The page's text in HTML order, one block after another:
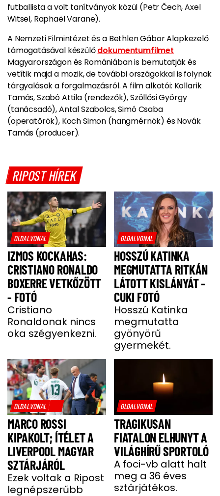
futballista a volt tanítványok közül (Petr Čech, Axel
Witsel, Raphaël Varane).
A Nemzeti Filmintézet és a Bethlen Gábor Alapkezelő
támogatásával készülődokumentumfilmet
Magyarországon és Romániában is bemutatják és
vetítik majd a mozik, de további országokkal is folynak
tárgyalások a forgalmazásról. A film alkotói: Kollarik
Tamás, Szabó Attila (rendezők), Szöllősi György
(tanácsadó), Antal Szabolcs, Simó Csaba
(operatőrök), Koch Simon (hangmérnök) és Novák
Tamás (producer).
RIPOST HÍREK
OLDALVONAL
IZMOS KOCKAHAS:
CRISTIANO RONALDO
BOXERRE VETKŐZÖTT
- FOTÓ
Cristiano
Ronaldonak nincs
oka szégyenkezni.
OLDALVONAL
HOSSZÚ KATINKA
MEGMUTATTA RITKÁN
LÁTOTT KISLÁNYÁT -
CUKI FOTÓ
Hosszú Katinka
megmutatta
gyönyörű
gyermekét.
OLDALVONAL
MARCO ROSSI
KIPAKOLT; ÍTÉLET A
LIVERPOOL MAGYAR
SZTÁRJÁRÓL
Ezek voltak a Ripost
legnépszerűbb
OLDALVONAL
TRAGIKUSAN
FIATALON ELHUNYT A
VILÁGHÍRŰ SPORTOLÓ
A foci-vb alatt halt
meg a 36 éves
sztárjátékos.